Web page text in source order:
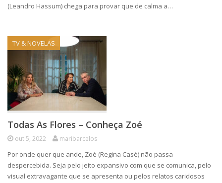
(Leandro Hassum) chega para provar que de calma a…
TV & NOVELAS
Todas As Flores – Conheça Zoé
out 5, 2022 maribarcelos
Por onde quer que ande, Zoé (Regina Casé) não passa
despercebida. Seja pelo jeito expansivo com que se comunica, pelo
visual extravagante que se apresenta ou pelos relatos caridosos